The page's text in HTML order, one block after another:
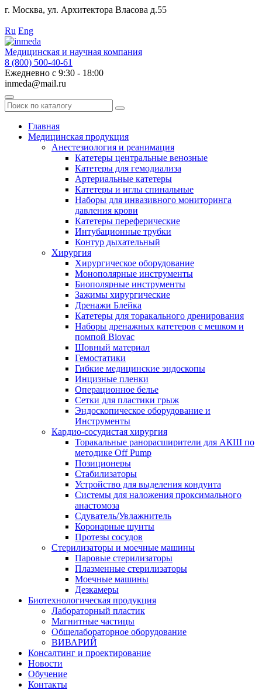
г. Москва, ул. Архитектора Власова д.55
Ru Eng
Медицинская и научная компания
8 (800) 500-40-61
Ежедневно с 9:30 - 18:00
inmeda@mail.ru
Поиск
по
каталогуГлавная
Медицинская продукция
Анестезиология и реанимация
Катетеры центральные венозные
Катетеры для гемодиализа
Артериальные катетеры
Катетеры и иглы спинальные
Наборы для инвазивного мониторинга
давления крови
Катетеры переферические
Интубационные трубки
Контур дыхательный
Хирургия
Хирургическое оборудование
Монополярные инструменты
Биополярные инструменты
Зажимы хирургические
Дренажи Блейка
Катетеры для торакального дренирования
Наборы дренажных катетеров с мешком и
помпой Biovac
Шовный материал
Гемостатики
Гибкие медицинские эндоскопы
Инцизные пленки
Операционное белье
Сетки для пластики грыж
Эндоскопическое оборудование и
Инструменты
Кардио-сосудистая хирургия
Торакальные ранорасширители для АКШ по
методике Off Pump
Позиционеры
Стабилизаторы
Устройство для выделения кондуита
Системы для наложения проксимального
анастомоза
Сдуватель/Увлажнитель
Коронарные шунты
Протезы сосудов
Стерилизаторы и моечные машины
Паровые стерилизаторы
Плазменные стерилизаторы
Моечные машины
Дезкамеры
Биотехнологическая продукция
Лабораторный пластик
Магнитные частицы
Общелабораторное оборудование
ВИВАРИЙ
Консалтинг и проектирование
Новости
Обучение
Контакты